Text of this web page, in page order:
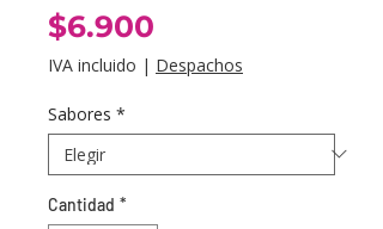
$6.900
IVA incluido | Despachos
Sabores *
Cantidad *